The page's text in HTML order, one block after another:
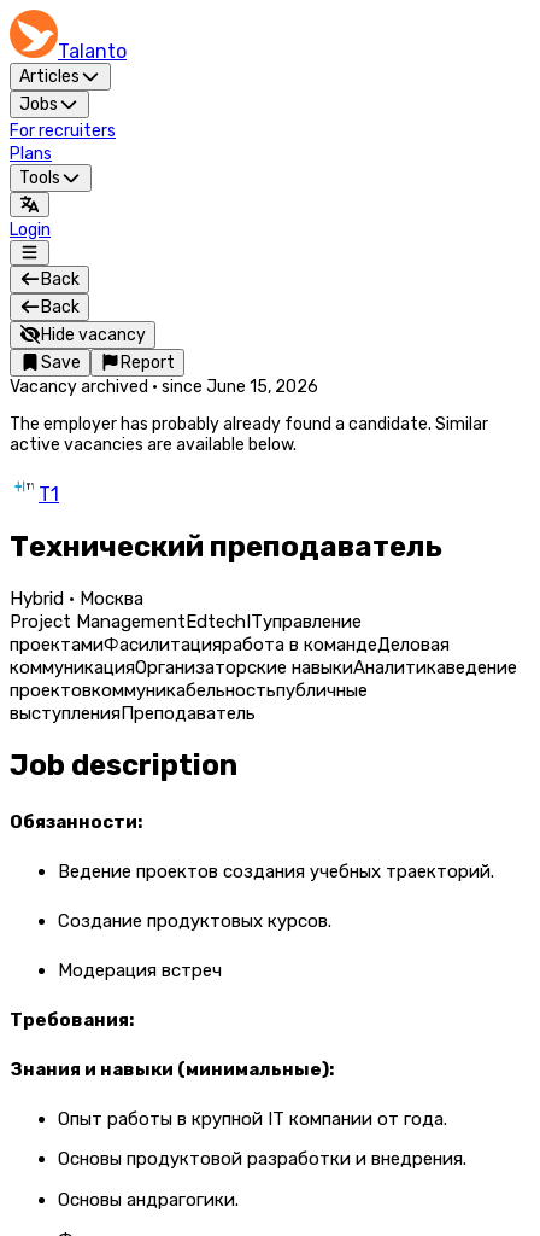
Talanto
Articles
Jobs
For recruiters
Plans
Tools
Login
Back
Back
Hide vacancy
Save
Report
Vacancy archived · since June 15, 2026
The employer has probably already found a candidate. Similar
active vacancies are available below.
Т1
Технический преподаватель
Hybrid · Москва
Project ManagementEdtechITуправление
проектамиФасилитацияработа в командеДеловая
коммуникацияОрганизаторские навыкиАналитикаведение
проектовкоммуникабельностьпубличные
выступленияПреподаватель
Job description
Обязанности:
Ведение проектов создания учебных траекторий.
Cоздание продуктовых курсов.
Модерация встреч
Требования:
Знания и навыки (минимальные):
Опыт работы в крупной IT компании от года.
Основы продуктовой разработки и внедрения.
Основы андрагогики.